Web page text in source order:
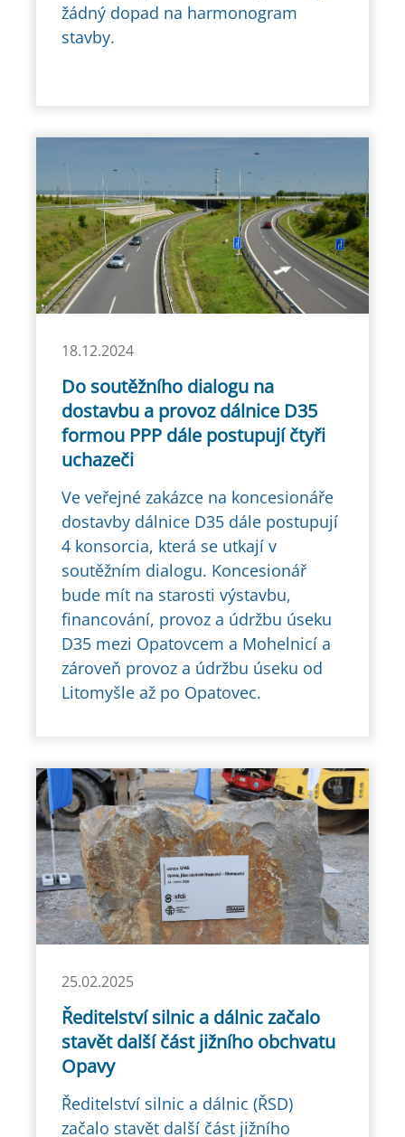
žádný dopad na harmonogram
stavby.
18.12.2024
Do soutěžního dialogu na
dostavbu a provoz dálnice D35
formou PPP dále postupují čtyři
uchazeči
Ve veřejné zakázce na koncesionáře
dostavby dálnice D35 dále postupují
4 konsorcia, která se utkají v
soutěžním dialogu. Koncesionář
bude mít na starosti výstavbu,
financování, provoz a údržbu úseku
D35 mezi Opatovcem a Mohelnicí a
zároveň provoz a údržbu úseku od
Litomyšle až po Opatovec.
25.02.2025
Ředitelství silnic a dálnic začalo
stavět další část jižního obchvatu
Opavy
Ředitelství silnic a dálnic (ŘSD)
začalo stavět další část jižního